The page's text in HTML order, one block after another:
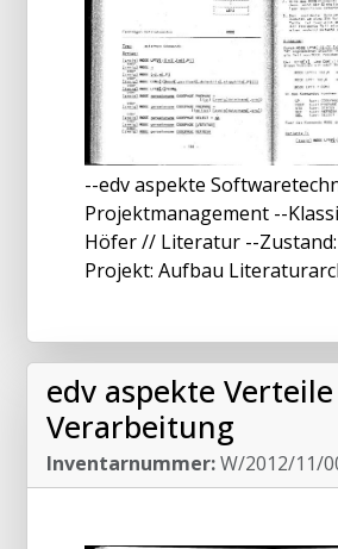
--edv aspekte
Projektmanagement --
Höfer // Literatur --
Projekt: Aufbau
edv aspekte Verteile
Verarbeitung
Inventarnummer:W/2012/11/